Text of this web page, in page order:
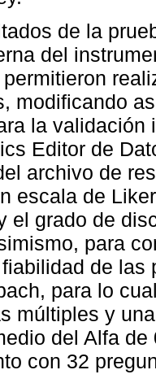
de la
del
modificando
la validación
Editor de
archivo de
escala de
el grado de
para
de las
para lo
múltiples y
del Alfa
con 32